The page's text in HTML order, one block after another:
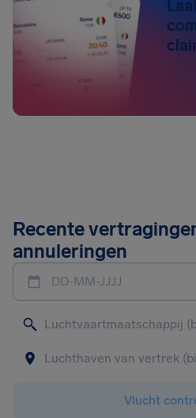
Recente
annuleringen
DD-MM-JJJJ
Vlucht